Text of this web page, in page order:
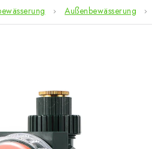
Außenbewässerung